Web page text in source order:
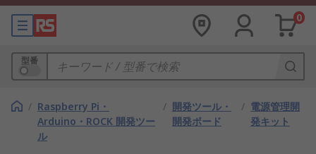
0
型番
/ Raspberry Pi・
Arduino・ROCK 開発ツー
ル
/ 開発ツール・
開発ボード
/ 電源管理開
発キット